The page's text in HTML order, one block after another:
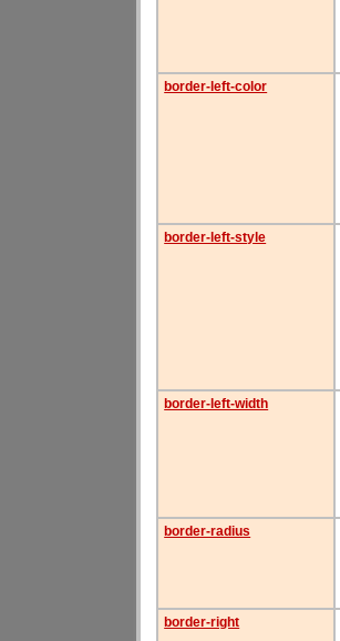
border-left-color
border-left-style
border-left-width
border-radius
border-right